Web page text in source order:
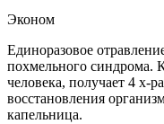
Эконом
Единоразовое
похмельного синдрома.
человека, получает 4 х-
восстановления
капельница.